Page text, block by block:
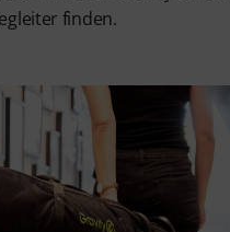
finden.